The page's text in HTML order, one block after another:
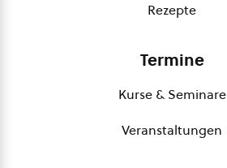
Rezepte
Termine
Kurse & Seminare
Veranstaltungen